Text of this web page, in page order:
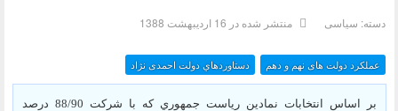
دسته: سیاسی منتشر شده در 16 ارديبهشت 1388
عملکرد دولت های نهم و دهم دستاوردهاي دولت احمدی نژاد
بر اساس انتخابات نمادين رياست جمهوري كه با شركت 88/90 درصد